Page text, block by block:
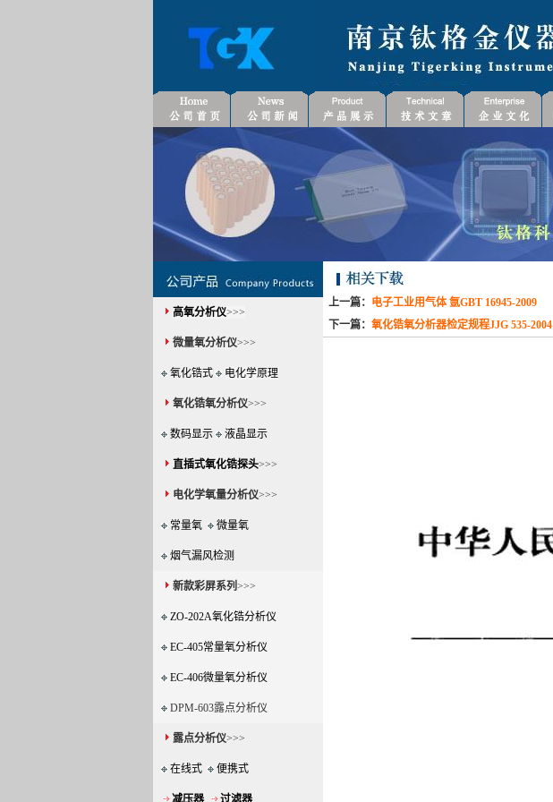
高氧分析仪>>>
微量氧分析仪>>>
氧化锆式 电化学原理
氧化锆氧分析仪>>>
数码显示 液晶显示
直插式氧化锆探头>>>
电化学氧量分析仪>>>
常量氧 微量氧
烟气漏风检测
新款彩屏系列>>>
ZO-202A氧化锆分析仪
EC-405常量氧分析仪
EC-406微量氧分析仪
DPM-603露点分析仪
露点分析仪>>>
在线式 便携式
减压器 过滤器
上一篇： 电子工业用气体 氩GBT 16945-2009
下一篇： 氧化锆氧分析器检定规程JJG 535-2004